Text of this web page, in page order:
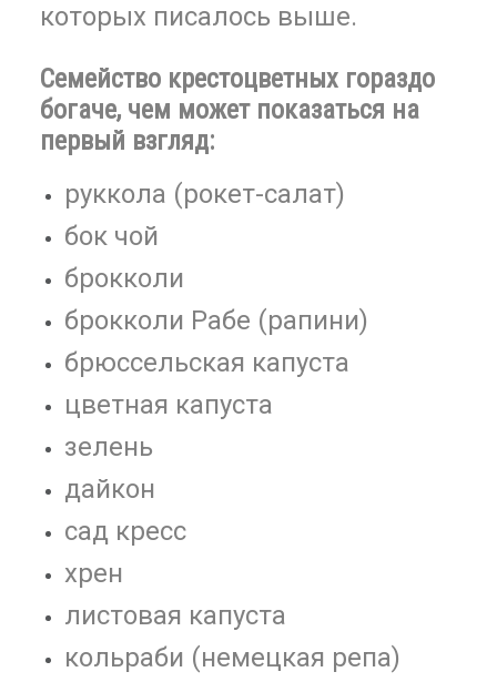
которых писалось выше.
Семейство крестоцветных гораздо
богаче,чем может показаться на
первый взгляд:
руккола (рокет-салат)
бок чой
брокколи
брокколи Рабе (рапини)
брюссельская капуста
цветная капуста
зелень
дайкон
сад кресс
хрен
листовая капуста
кольраби (немецкая репа)